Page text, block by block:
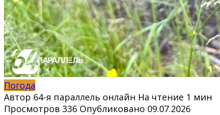
Погода
Автор 64-я параллель онлайн На чтение 1 мин
Просмотров 336 Опубликовано 09.07.2026